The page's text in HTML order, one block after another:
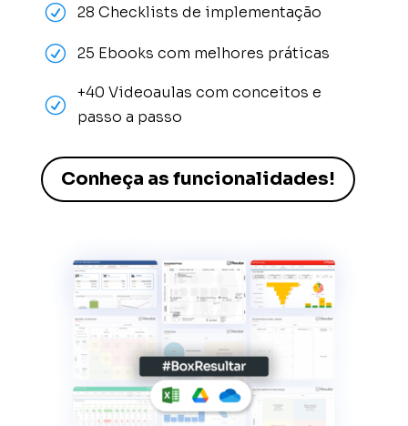
R 28 Checklists de implementação
R 25 Ebooks com melhores práticas
R
+40 Videoaulas com conceitos e
passo a passo
Conheça as funcionalidades!